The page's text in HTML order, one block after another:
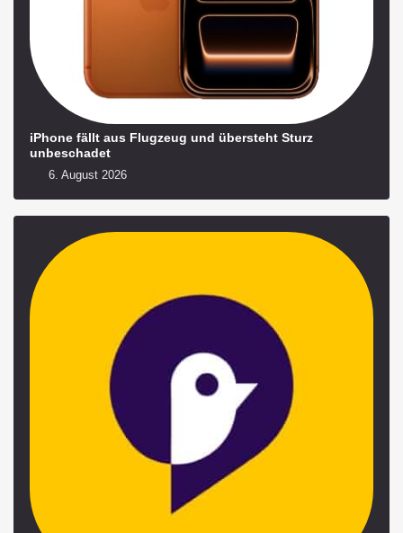
iPhone fällt aus Flugzeug und übersteht Sturz
unbeschadet
6. August 2026